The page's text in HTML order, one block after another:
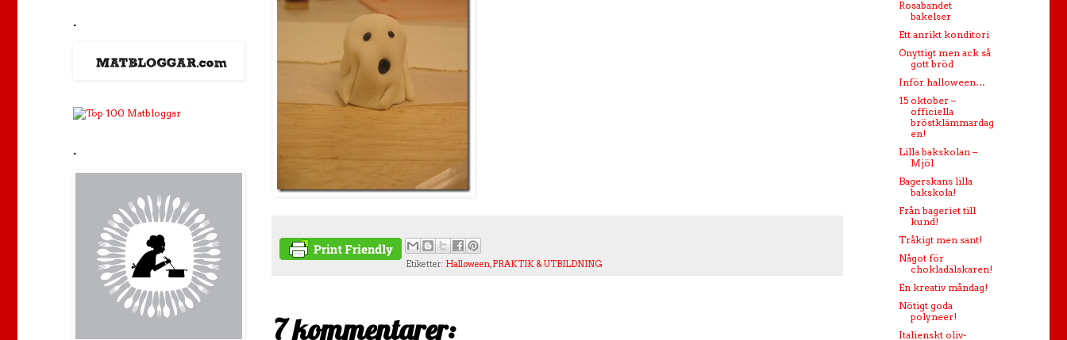
Etiketter: Halloween,PRAKTIK & UTBILDNING
7 kommentarer:
.
.
Rosabandet
bakelser
Ett anrikt konditori
Onyttigt men ack så
gott bröd
Inför halloween…
15 oktober –
officiella
bröstklämmardag
en!
Lilla bakskolan –
Mjöl
Bagerskans lilla
bakskola!
Från bageriet till
kund!
Tråkigt men sant!
Något för
chokladälskaren!
En kreativ måndag!
Nötigt goda
polyneer!
Italienskt oliv-